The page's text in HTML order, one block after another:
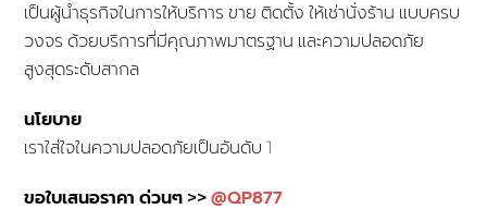
เป็นผู้นำธุรกิจในการให้บริการ ขาย ติดตั้ง ให้เช่านั่งร้าน แบบครบ
วงจร ด้วยบริการที่มีคุณภาพมาตรฐาน และความปลอดภัย
สูงสุดระดับสากล
นโยบาย
เราใส่ใจในความปลอดภัยเป็นอันดับ 1
ขอใบเสนอราคา ด่วนๆ >>@QP877